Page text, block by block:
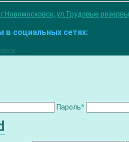
ул.Трудовые
в социальных сетях:
Пароль*